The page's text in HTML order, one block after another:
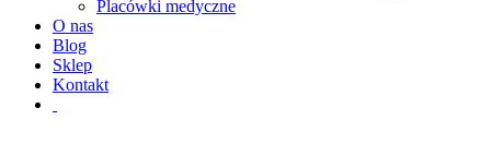
Placówki medyczne
O nas
Blog
Sklep
Kontakt